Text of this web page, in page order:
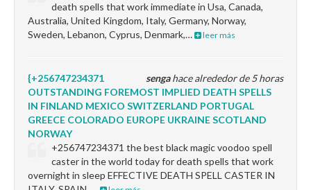
death spells that work immediate in Usa, Canada,
Australia, United Kingdom, Italy, Germany, Norway,
Sweden, Lebanon, Cyprus, Denmark,…
leer más
sengahace alrededor de 5 horas
{+256747234371
OUTSTANDING FOREMOST IMPLIED DEATH SPELLS
IN FINLAND MEXICO SWITZERLAND PORTUGAL
GREECE COLORADO EUROPE UKRAINE SCOTLAND
NORWAY
+256747234371 the best black magic voodoo spell
caster in the world today for death spells that work
overnight in sleep EFFECTIVE DEATH SPELL CASTER IN